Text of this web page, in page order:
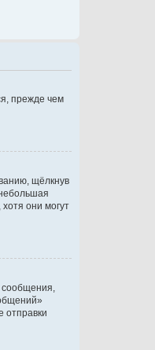
прежде чем
щёлкнув
они могут
сообщения,
отправки